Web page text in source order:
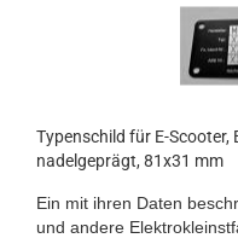
Typenschild für E-
nadelgeprägt, 81x31 mm
Ein mit ihren Daten
und andere